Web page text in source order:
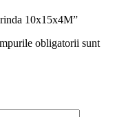
10x15x4M”
obligatorii sunt